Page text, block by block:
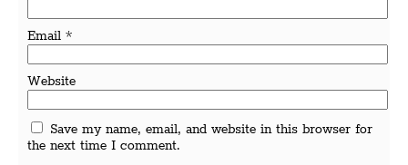
Email *
Website
Save my name, email, and website in this browser for
the next time I comment.